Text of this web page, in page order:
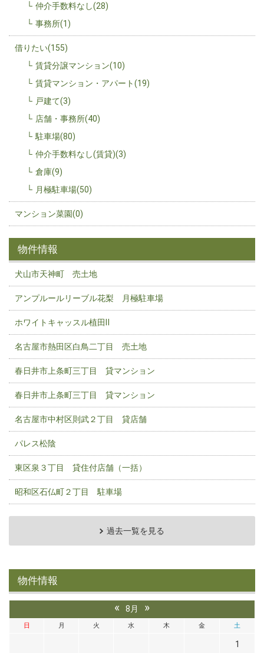
仲介手数料なし(28)
事務所(1)
借りたい(155)
賃貸分譲マンション(10)
賃貸マンション・アパート(19)
戸建て(3)
店舗・事務所(40)
駐車場(80)
仲介手数料なし(賃貸)(3)
倉庫(9)
月極駐車場(50)
マンション菜園(0)
物件情報
犬山市天神町 売土地
アンプルールリーブル花梨 月極駐車場
ホワイトキャッスル植田Ⅱ
名古屋市熱田区白鳥二丁目 売土地
春日井市上条町三丁目 貸マンション
春日井市上条町三丁目 貸マンション
名古屋市中村区則武２丁目 貸店舗
パレス松陰
東区泉３丁目 貸住付店舗（一括）
昭和区石仏町２丁目 駐車場
過去一覧を見る
物件情報
« 8月 »
日 月 火 水 木 金 土
1